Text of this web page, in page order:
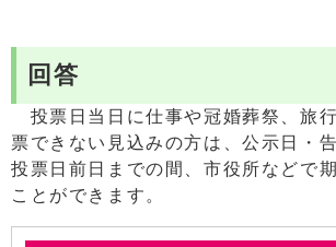
回答
投票日当日に仕事や冠婚葬祭、旅
票できない見込みの方は、公示日・
投票日前日までの間、市役所などで
ことができます。